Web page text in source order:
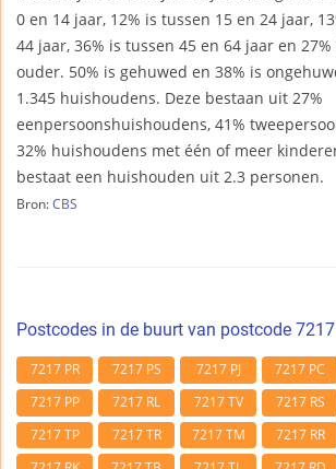
0 en 14 jaar, 12% is tussen 15 en 24 jaar,
44 jaar, 36% is tussen 45 en 64 jaar en
ouder. 50% is gehuwed en 38% is
1.345 huishoudens. Deze bestaan uit 27%
eenpersoonshuishoudens, 41%
32% huishoudens met één of meer
bestaat een huishouden uit 2.3 personen.
Bron: CBS
Postcodes in de buurt van postcode
7217 PR 7217 PS 7217 PJ 7217 PC
7217 PP
7217 RL 7217 TV 7217 RS
7217 TP
7217 TR 7217 TM 7217 RR